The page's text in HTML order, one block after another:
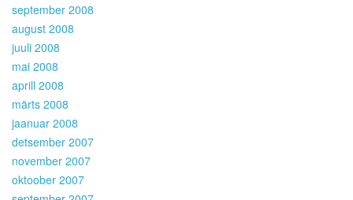
september 2008
august 2008
juuli 2008
mai 2008
aprill 2008
märts 2008
jaanuar 2008
detsember 2007
november 2007
oktoober 2007